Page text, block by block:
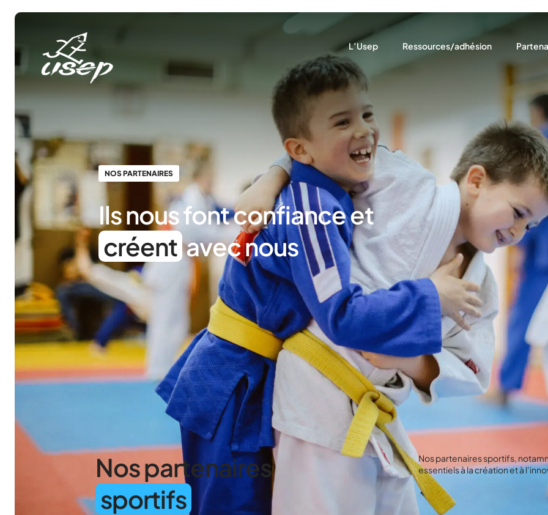
L’Usep
Notre rôle
Notre projet
Qui sommes-nous ?
Nos actions
Actualités récentes
Ressources/adhésion
Nos
NOS PARTENAIRES
Ils nous font confiance et
créentavec nous
Nos partenaires
sportifs
Nos partenaires sportifs,
essentiels à la création et à